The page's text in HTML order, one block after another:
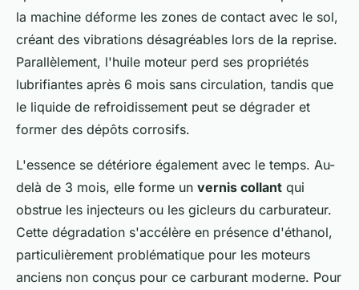
la machine déforme les zones de contact avec le sol,
créant des vibrations désagréables lors de la reprise.
Parallèlement, l'huile moteur perd ses propriétés
lubrifiantes après 6 mois sans circulation, tandis que
le liquide de refroidissement peut se dégrader et
former des dépôts corrosifs.
L'essence se détériore également avec le temps. Au-
delà de 3 mois, elle forme un vernis collant qui
obstrue les injecteurs ou les gicleurs du carburateur.
Cette dégradation s'accélère en présence d'éthanol,
particulièrement problématique pour les moteurs
anciens non conçus pour ce carburant moderne. Pour